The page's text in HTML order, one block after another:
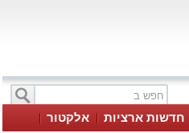
חדשות ארציות
אלקטור